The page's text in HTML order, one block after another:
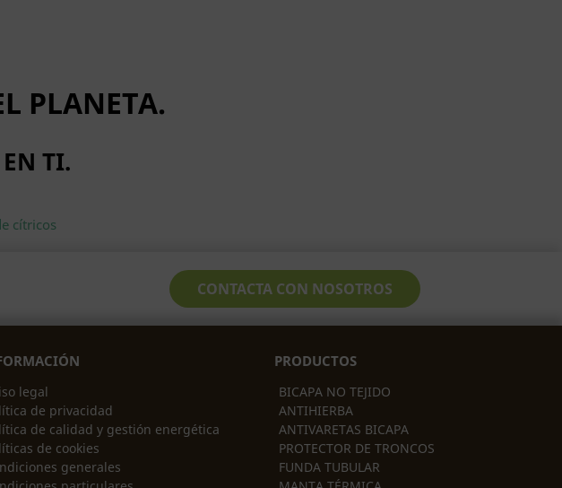
PLANETA.
TI.
cítricos
CONTACTA CON NOSOTROS
legal
de privacidad
de calidad y gestión energética
de cookies
generales
PRODUCTOS
BICAPA NO TEJIDO
ANTIHIERBA
ANTIVARETAS BICAPA
PROTECTOR DE TRONCOS
FUNDA TUBULAR